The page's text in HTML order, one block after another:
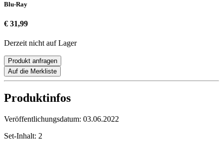
Blu-Ray
€ 31,99
Derzeit nicht auf Lager
Produkt anfragen
Auf die Merkliste
Produktinfos
Veröffentlichungsdatum: 03.06.2022
Set-Inhalt: 2